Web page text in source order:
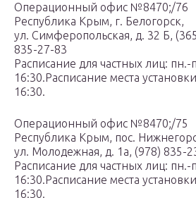
Операционный офис №8470;/76
Республика Крым, г. Белогорск,
ул. Симферопольская, д. 32 Б,
835-27-83
Расписание для частных лиц:
16:30.Расписание места
16:30.
Операционный офис №8470;/75
Республика Крым, пос.
ул. Молодежная, д. 1а, (978) 835-
Расписание для частных лиц:
16:30.Расписание места
16:30.